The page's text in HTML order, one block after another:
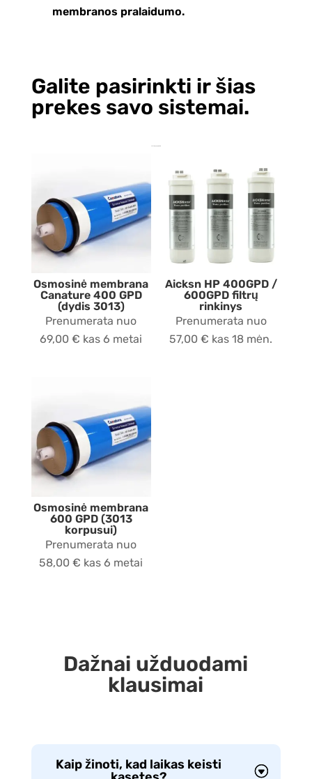
membranos pralaidumo.
Galite pasirinkti ir šias
prekes savo sistemai.
Osmosinė membrana
Canature 400 GPD
(dydis 3013)
Prenumerata nuo
69,00€ kas 6 metai
Aicksn HP 400GPD /
600GPD filtrų
rinkinys
Prenumerata nuo
57,00€ kas 18 mėn.
Osmosinė membrana
600 GPD (3013
korpusui)
Prenumerata nuo
58,00€ kas 6 metai
Dažnai užduodami
klausimai
Kaip žinoti, kad laikas keisti